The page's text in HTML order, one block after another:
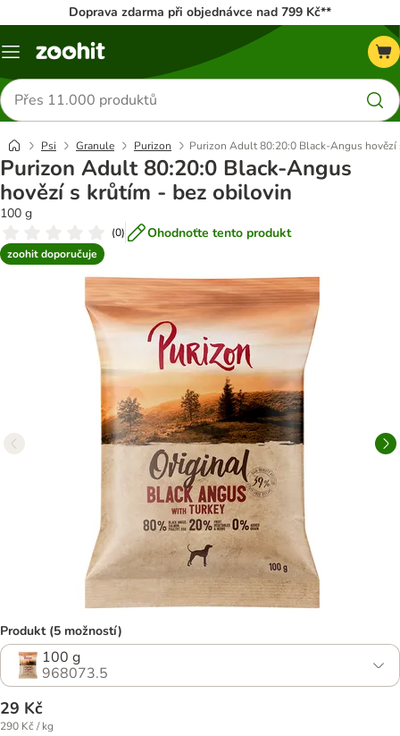
Doprava zdarma při objednávce nad 799 Kč**
Menu
Hledat
produkty
Psi Granule Purizon Purizon Adult 80:20:0 Black-Angus
Purizon Adult 80:20:0 Black-Angus
hovězí s krůtím - bez obilovin
100 g
(0) Ohodnoťte tento produkt
zoohit doporučuje
Produkt (5 možností)
100 g
968073.5
29 Kč
290 Kč / kg